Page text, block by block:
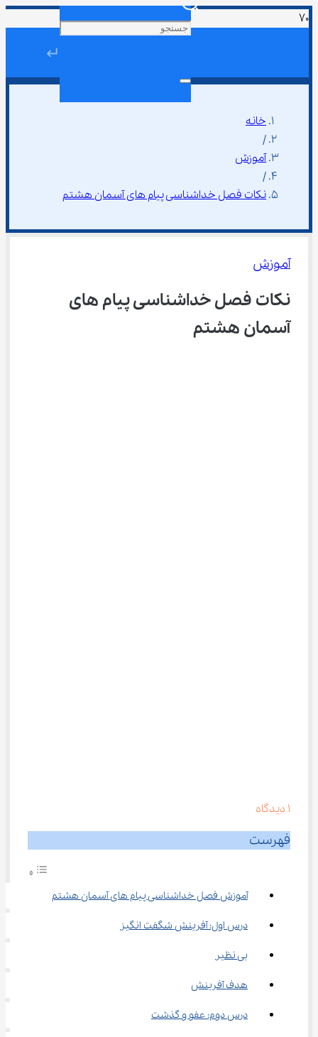
↵
خانه
/
آموزش
/
نکات فصل خداشناسی پیام های آسمان هشتم
آموزش
نکات فصل خداشناسی پیام های
آسمان هشتم
1 دیدگاه
فهرست
آموزش فصل خداشناسی پیام های آسمان هشتم
درس اول: آفرینش شگفت انگیز
بی نظیر
هدف آفرینش
درس دوم: عفو و گذشت